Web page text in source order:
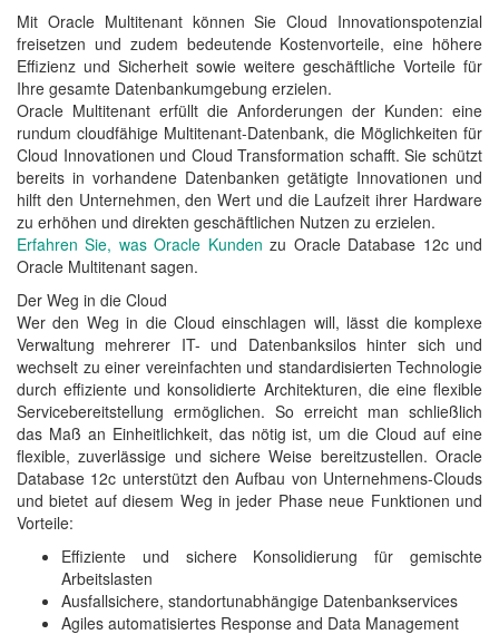
Mit Oracle Multitenant können Sie Cloud Innovationspotenzial
freisetzen und zudem bedeutende Kostenvorteile, eine höhere
Effizienz und Sicherheit sowie weitere geschäftliche Vorteile für
Ihre gesamte Datenbankumgebung erzielen.
Oracle Multitenant erfüllt die Anforderungen der Kunden: eine
rundum cloudfähige Multitenant-Datenbank, die Möglichkeiten für
Cloud Innovationen und Cloud Transformation schafft. Sie schützt
bereits in vorhandene Datenbanken getätigte Innovationen und
hilft den Unternehmen, den Wert und die Laufzeit ihrer Hardware
zu erhöhen und direkten geschäftlichen Nutzen zu erzielen.
Erfahren Sie, was Oracle Kunden zu Oracle Database 12c und
Oracle Multitenant sagen.
Der Weg in die Cloud
Wer den Weg in die Cloud einschlagen will, lässt die komplexe
Verwaltung mehrerer IT- und Datenbanksilos hinter sich und
wechselt zu einer vereinfachten und standardisierten Technologie
durch effiziente und konsolidierte Architekturen, die eine flexible
Servicebereitstellung ermöglichen. So erreicht man schließlich
das Maß an Einheitlichkeit, das nötig ist, um die Cloud auf eine
flexible, zuverlässige und sichere Weise bereitzustellen. Oracle
Database 12c unterstützt den Aufbau von Unternehmens-Clouds
und bietet auf diesem Weg in jeder Phase neue Funktionen und
Vorteile:
Effiziente und sichere Konsolidierung für gemischte
Arbeitslasten
Ausfallsichere, standortunabhängige Datenbankservices
Agiles automatisiertes Response and Data Management